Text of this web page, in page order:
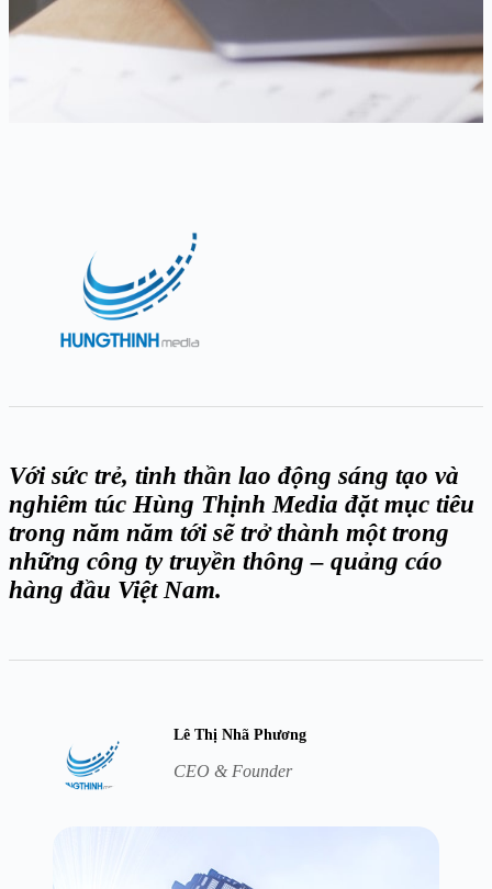
Với sức trẻ, tinh thần lao động sáng tạo và
nghiêm túc Hùng Thịnh Media đặt mục tiêu
trong năm năm tới sẽ trở thành một trong
những công ty truyền thông – quảng cáo
hàng đầu Việt Nam.
Lê Thị Nhã Phương
CEO & Founder